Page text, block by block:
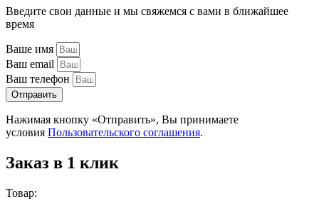
Введите свои данные и мы свяжемся с вами в ближайшее
время
Ваше имя
Ваш email
Ваш телефон
Отправить
Нажимая кнопку «Отправить», Вы принимаете
условия Пользовательского соглашения.
Заказ в 1 клик
Товар: